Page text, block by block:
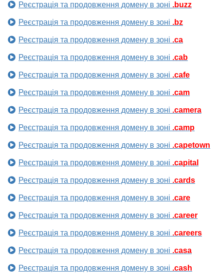
Реєстрація та продовження домену в зоні .buzz
Реєстрація та продовження домену в зоні .bz
Реєстрація та продовження домену в зоні .ca
Реєстрація та продовження домену в зоні .cab
Реєстрація та продовження домену в зоні .cafe
Реєстрація та продовження домену в зоні .cam
Реєстрація та продовження домену в зоні .camera
Реєстрація та продовження домену в зоні .camp
Реєстрація та продовження домену в зоні .capetown
Реєстрація та продовження домену в зоні .capital
Реєстрація та продовження домену в зоні .cards
Реєстрація та продовження домену в зоні .care
Реєстрація та продовження домену в зоні .career
Реєстрація та продовження домену в зоні .careers
Реєстрація та продовження домену в зоні .casa
Реєстрація та продовження домену в зоні .cash